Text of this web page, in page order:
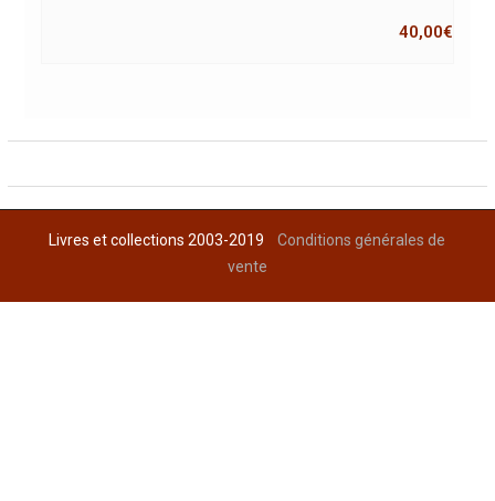
40,00€
Livres et collections 2003-2019Conditions générales de
vente